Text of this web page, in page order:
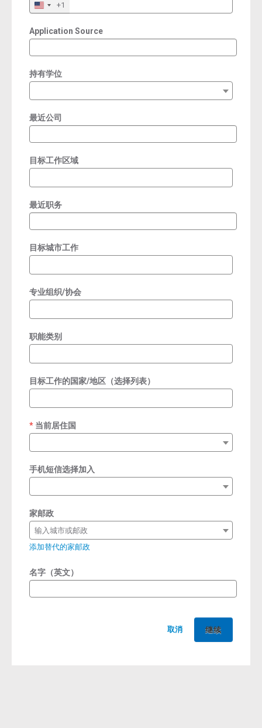
+1
Application Source
持有学位
最近公司
目标工作区域
最近职务
目标城市工作
专业组织/协会
职能类别
目标工作的国家/地区（选择列表）
当前居住国
required
手机短信选择加入
家邮政
输入城市或邮政
添加替代的家邮政
名字（英文）
取消